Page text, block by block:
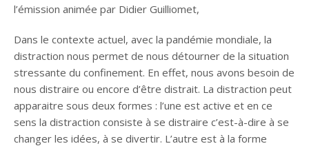
l’émission animée par Didier Guilliomet,
Dans le contexte actuel, avec la pandémie mondiale, la
distraction nous permet de nous détourner de la situation
stressante du confinement. En effet, nous avons besoin de
nous distraire ou encore d’être distrait. La distraction peut
apparaitre sous deux formes : l’une est active et en ce
sens la distraction consiste à se distraire c’est-à-dire à se
changer les idées, à se divertir. L’autre est à la forme